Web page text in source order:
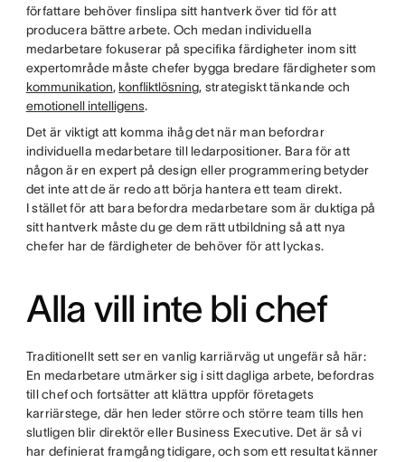
författare behöver finslipa sitt hantverk över tid för att
producera bättre arbete. Och medan individuella
medarbetare fokuserar på specifika färdigheter inom sitt
expertområde måste chefer bygga bredare färdigheter som
kommunikation, konfliktlösning, strategiskt tänkande och
emotionell intelligens.
Det är viktigt att komma ihåg det när man befordrar
individuella medarbetare till ledarpositioner. Bara för att
någon är en expert på design eller programmering betyder
det inte att de är redo att börja hantera ett team direkt.
I stället för att bara befordra medarbetare som är duktiga på
sitt hantverk måste du ge dem rätt utbildning så att nya
chefer har de färdigheter de behöver för att lyckas.
Alla vill inte bli chef
Traditionellt sett ser en vanlig karriärväg ut ungefär så här:
En medarbetare utmärker sig i sitt dagliga arbete, befordras
till chef och fortsätter att klättra uppför företagets
karriärstege, där hen leder större och större team tills hen
slutligen blir direktör eller Business Executive. Det är så vi
har definierat framgång tidigare, och som ett resultat känner